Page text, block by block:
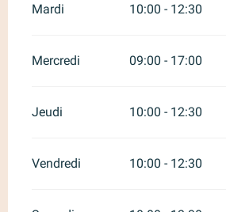
Mardi 10:00 - 12:30
Mercredi 09:00 - 17:00
Jeudi 10:00 - 12:30
Vendredi 10:00 - 12:30